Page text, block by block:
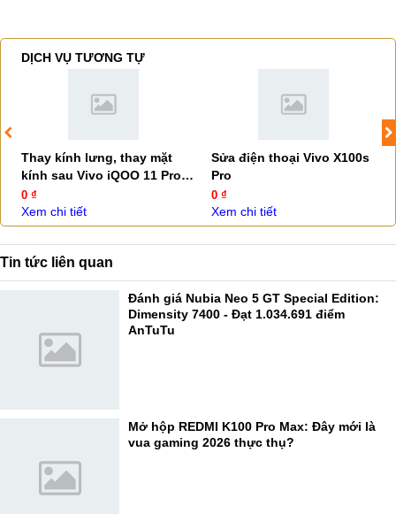
DỊCH VỤ TƯƠNG TỰ
Thay kính lưng, thay mặt
kính sau Vivo iQOO 11 Pro
5G
0 ₫
Xem chi tiết
Sửa điện thoại Vivo X100s
Pro
0 ₫
Xem chi tiết
Tin tức liên quan
Đánh giá Nubia Neo 5 GT Special Edition:
Dimensity 7400 - Đạt 1.034.691 điểm
AnTuTu
Mở hộp REDMI K100 Pro Max: Đây mới là
vua gaming 2026 thực thụ?